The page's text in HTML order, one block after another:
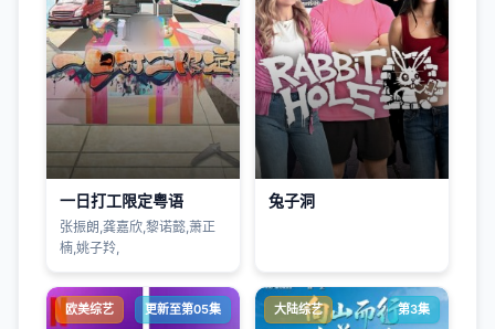
一日打工限定粤语
张振朗,龚嘉欣,黎诺懿,萧正
楠,姚子羚,
兔子洞
欧美综艺 更新至第05集 大陆综艺 第3集